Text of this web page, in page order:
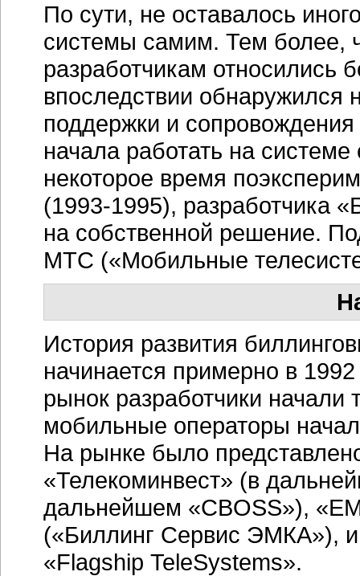
По сути, не оставалось
системы самим. Тем более,
разработчикам относились
впоследствии обнаружился
поддержки и
начала работать на
некоторое время
(1993-1995), разработчика
на собственной решение.
МТС («Мобильные
История развития
начинается примерно в
рынок разработчики начали
мобильные операторы
На рынке было
«Телекоминвест» (в
дальнейшем «CBOSS»),
(«Биллинг Сервис ЭМКА»), и
«Flagship TeleSystems».